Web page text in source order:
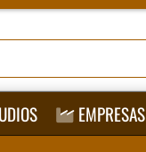
EMPRESAS